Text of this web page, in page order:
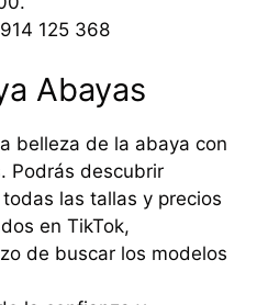
125 368
Abayas
belleza de la abaya con
Podrás descubrir
las tallas y precios
en TikTok,
de buscar los modelos